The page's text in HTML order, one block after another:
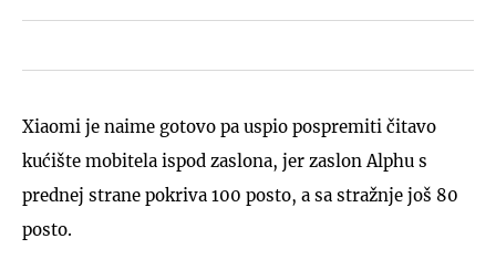
Xiaomi je naime gotovo pa uspio pospremiti čitavo
kućište mobitela ispod zaslona, jer zaslon Alphu s
prednej strane pokriva 100 posto, a sa stražnje još 80
posto.